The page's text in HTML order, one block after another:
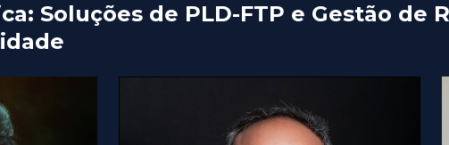
Soluções de PLD-FTP e Gestão de